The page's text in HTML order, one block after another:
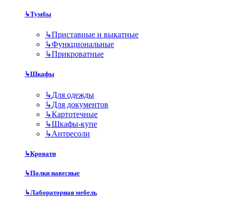
↳Тумбы
↳Приставные и выкатные
↳Функциональные
↳Прикроватные
↳Шкафы
↳Для одежды
↳Для документов
↳Картотечные
↳Шкафы-купе
↳Антресоли
↳Кровати
↳Полки навесные
↳Лабораторная мебель